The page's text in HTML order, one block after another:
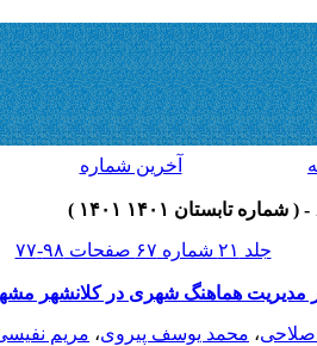
آخرين شماره
جلد ۲۱ شماره ۶۷ صفحات ۹۸-۷۷
مدیریت هماهنگ شهری در کلانشهر
صلاحی، محمد یوسف پیروی، مریم